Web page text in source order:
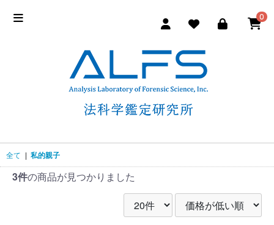
0
全て | 私的親子
3件の商品が見つかりました